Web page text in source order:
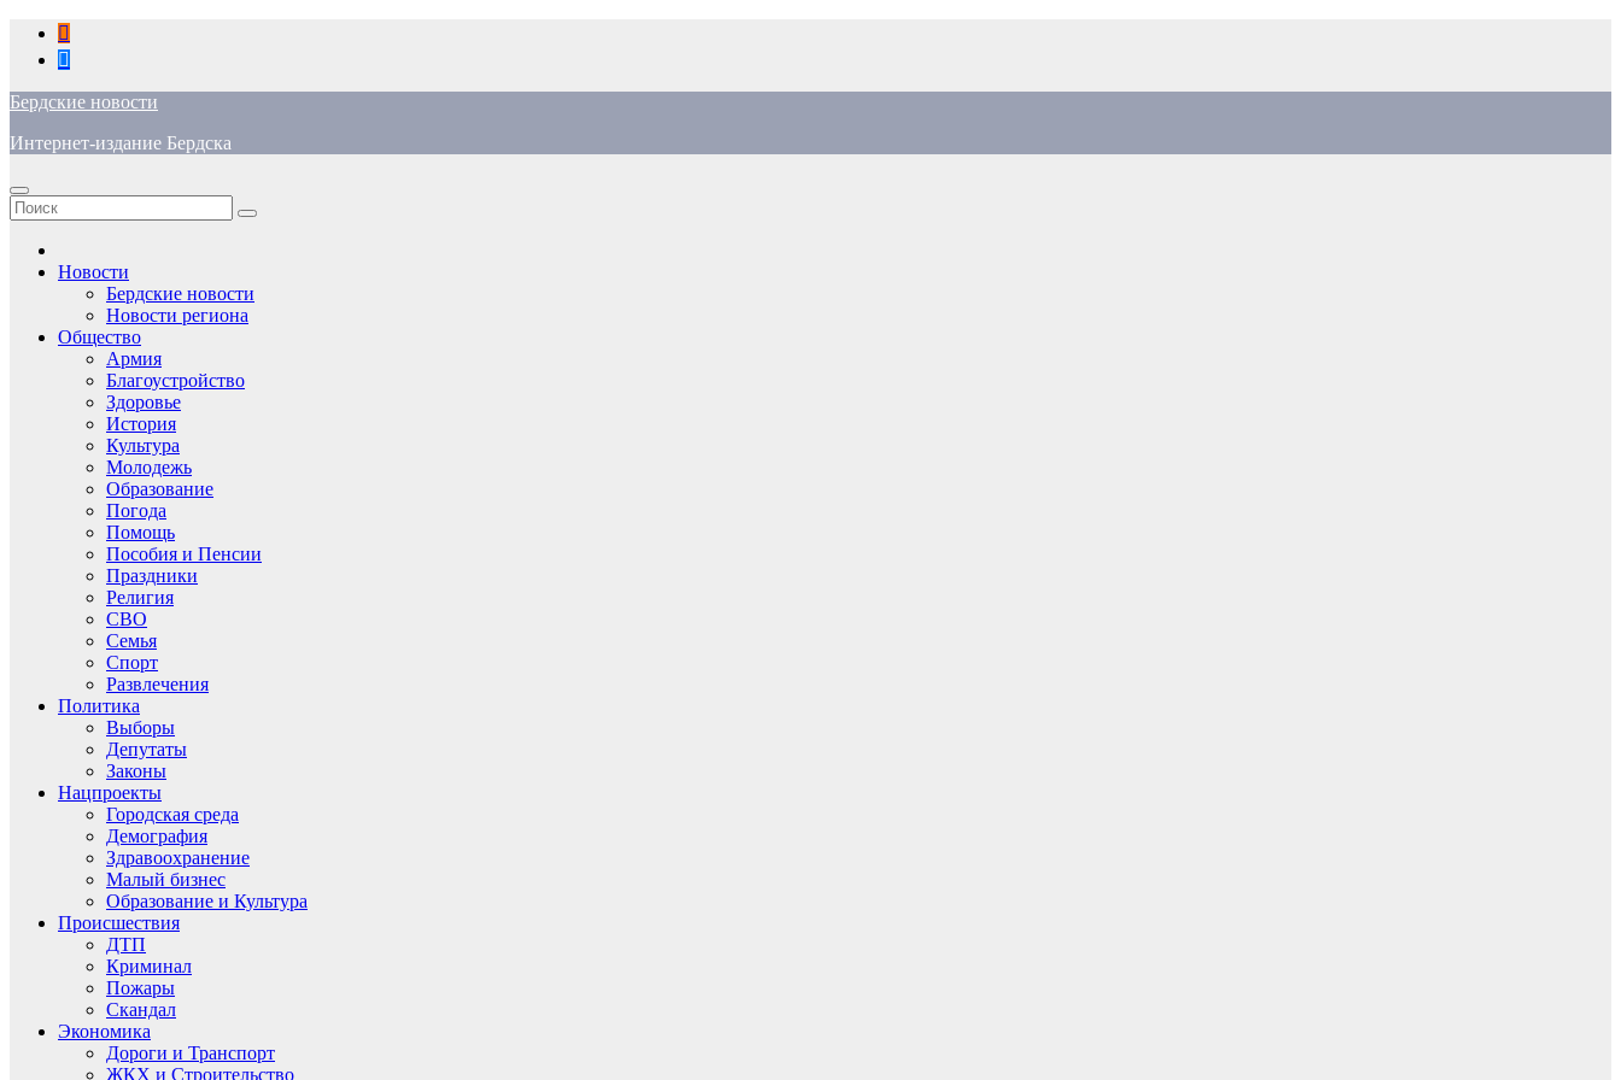
Перейти
содержимому
Бердские новости
Интернет-издание Бердска
Новости
Бердские новости
Новости региона
Общество
Армия
Благоустройство
Здоровье
История
Культура
Молодежь
Образование
Погода
Помощь
Пособия и Пенсии
Праздники
Религия
СВО
Семья
Спорт
Развлечения
Политика
Выборы
Депутаты
Законы
Нацпроекты
Городская среда
Демография
Здравоохранение
Малый бизнес
Образование и Культура
Происшествия
ДТП
Криминал
Пожары
Скандал
Экономика
Дороги и Транспорт
ЖКХ и Строительство